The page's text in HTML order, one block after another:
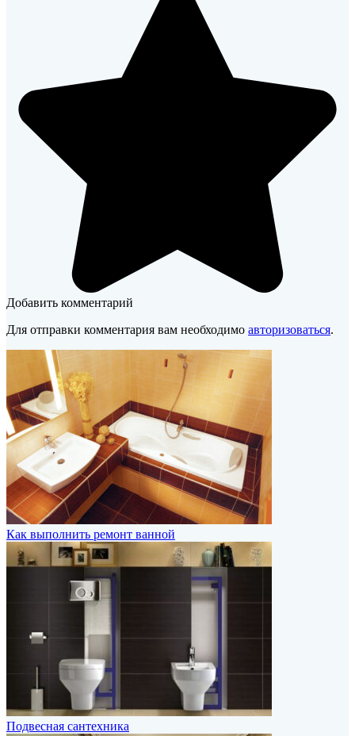
Добавить комментарий
Для отправки комментария вам необходимо авторизоваться.
Как выполнить ремонт ванной
Подвесная сантехника